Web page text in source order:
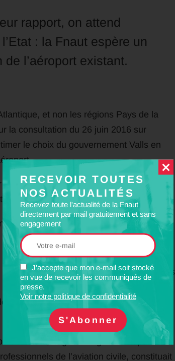
RECEVOIR TOUTES
NOS ACTUALITÉS
Recevez toute l'actualité de la Fnaut
directement par mail gratuitement et sans
engagement
J'accepte que mon e-mail soit stocké
en vue de recevoir les communiqués de
presse.
Voir notre politique de confidentialité
rapport, on attend
: la Fnaut espère un
l’aéroport existant.
et non les régions Pays de la
la consultation du 26 juin 2016 sur
le choix du gouvernement Valls en
dessous), que l’aéroport existant de
répondre aux besoins futurs.
doit pas influencer la décision finale.
ont consulté largement, y compris
expertises, attendues depuis
de Nantes-Atlantique et transfert
existant, largement ignorée auparavant
de l’aviation civile, constituait